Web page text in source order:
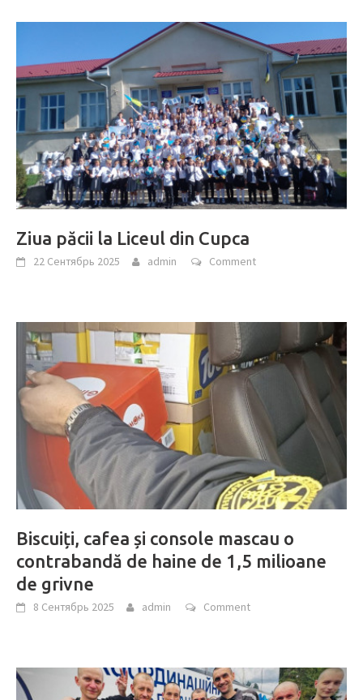
Ziua păcii la Liceul din Cupca
22 Сентябрь 2025 admin Comment
Biscuiți, cafea și console mascau o
contrabandă de haine de 1,5 milioane
de grivne
8 Сентябрь 2025 admin Comment